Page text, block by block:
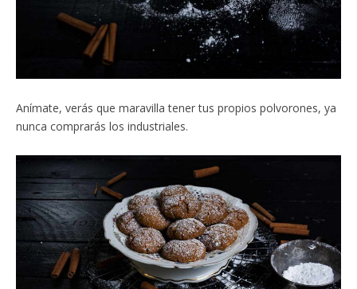
Anímate, verás que maravilla tener tus propios polvorones, ya
nunca comprarás los industriales.